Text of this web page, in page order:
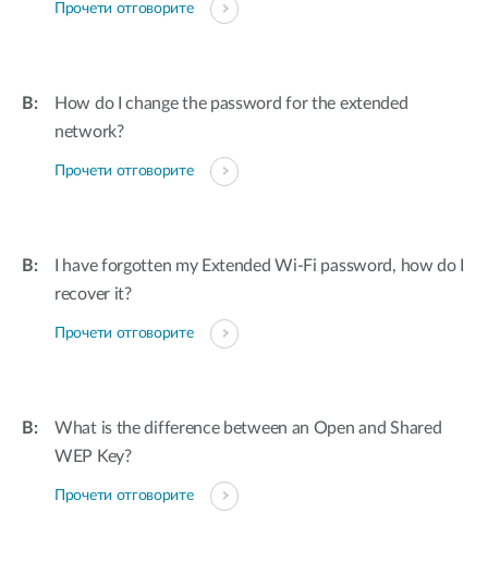
Прочети отговорите
How do I change the password for the extended
network?
Прочети отговорите
I have forgotten my Extended Wi-Fi password, how do I
recover it?
Прочети отговорите
What is the difference between an Open and Shared
WEP Key?
Прочети отговорите